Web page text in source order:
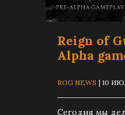
Reign of
Alpha
ROG NEWS | 10
Сегодня мы